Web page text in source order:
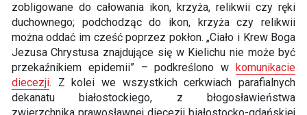
zobligowane do całowania ikon, krzyża, relikwii czy ręki
duchownego; podchodząc do ikon, krzyża czy relikwii
można oddać im cześć poprzez pokłon. „Ciało i Krew Boga
Jezusa Chrystusa znajdujące się w Kielichu nie może być
przekaźnikiem epidemii” – podkreślono w komunikacie
diecezji. Z kolei we wszystkich cerkwiach parafialnych
dekanatu białostockiego, z błogosławieństwa